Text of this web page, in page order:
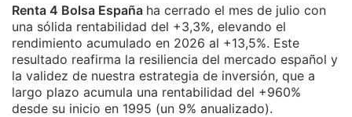
Renta 4 Bolsa España ha cerrado el mes de julio con
una sólida rentabilidad del +3,3%, elevando el
rendimiento acumulado en 2026 al +13,5%. Este
resultado reafirma la resiliencia del mercado español y
la validez de nuestra estrategia de inversión, que a
largo plazo acumula una rentabilidad del +960%
desde su inicio en 1995 (un 9% anualizado).